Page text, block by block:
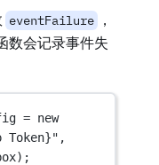
eventFailure
，
数会记录事件失
= new
Token}" ,